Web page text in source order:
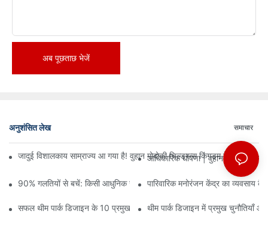
अब पूछताछ भेजें
अनुशंसित लेख समाचार
जादुई विशालकाय साम्राज्य आ गया है! वुहान मोदोकी चिल्ड्रन्स किंगडम में तीन
आधिकारिक घोषणा | वुहान मोदोकी
90% गलतियों से बचें: किसी आधुनिक खेल केंद्र में निवेश करते समय, योजना और
पारिवारिक मनोरंजन केंद्र का व्यवसाय
सफल थीम पार्क डिजाइन के 10 प्रमुख सिद्धांतथीम पार्क डिजाइन में प्रमुख चुनौतियाँ